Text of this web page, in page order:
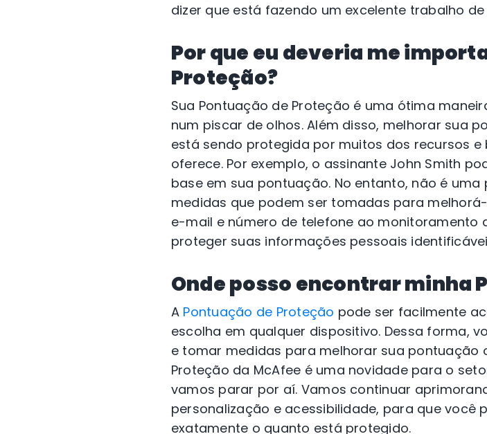
dizer que está fazendo um excelente trabalho
Por que eu deveria me
Proteção?
Sua Pontuação de Proteção é uma ótima
num piscar de olhos. Além disso, melhorar sua
está sendo protegida por muitos dos recursos
oferece. Por exemplo, o assinante John Smith
base em sua pontuação. No entanto, não é
medidas que podem ser tomadas para
e-mail e número de telefone ao monitoramento
proteger suas informações pessoais
Onde posso encontrar minha
A Pontuação de Proteção pode ser facilmente
escolha em qualquer dispositivo. Dessa forma,
e tomar medidas para melhorar sua pontuação
Proteção da McAfee é uma novidade para o
vamos parar por aí. Vamos continuar
personalização e acessibilidade, para que você
exatamente o quanto está protegido.